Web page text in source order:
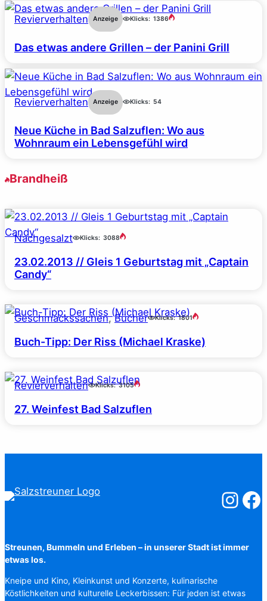
Revierverhalten Anzeige Klicks: 1386
Das etwas andere Grillen – der Panini Grill
Revierverhalten Anzeige Klicks: 54
Neue Küche in Bad Salzuflen: Wo aus
Wohnraum ein Lebensgefühl wird
Brandheiß
Nachgesalzt Klicks: 3088
23.02.2013 // Gleis 1 Geburtstag mit „Captain
Candy“
Geschmackssachen, Bücher Klicks: 1801
Buch-Tipp: Der Riss (Michael Kraske)
Revierverhalten Klicks: 3105
27. Weinfest Bad Salzuflen
Streunen, Bummeln und Erleben – in unserer Stadt ist immer
etwas los.
Kneipe und Kino, Kleinkunst und Konzerte, kulinarische
Köstlichkeiten und kulturelle Leckerbissen: Für jeden ist etwas